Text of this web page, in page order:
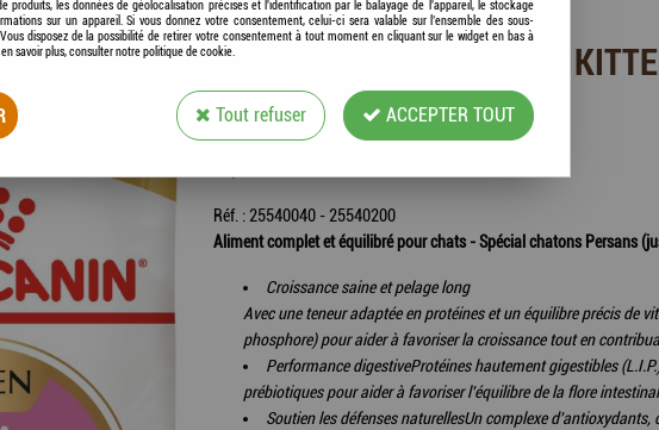
ROYAL CANIN - PERSIAN
Soyez le premier à donner votre avis !
Réf. :25540040 - 25540200
Aliment complet et équilibré pour chats - Spécial chatons Persans
Croissance saine et pelage long
Avec une teneur adaptée en protéines et un équilibre précis de
phosphore) pour aider à favoriser la croissance tout en
Performance digestiveProtéines hautement gigestibles
prébiotiques pour aider à favoriser l'équilibre de la flore
Soutien les défenses naturellesUn complexe d'antioxydants,
produits, les données de géolocalisation précises et l'identification par le balayage de l'appareil, le stockage
sur un appareil. Si vous donnez votre consentement, celui-ci sera valable sur l’ensemble des sous-
disposez de la possibilité de retirer votre consentement à tout moment en cliquant sur le widget en bas à
savoir plus, consulter notre politique de cookie.
Tout refuser ACCEPTER TOUT